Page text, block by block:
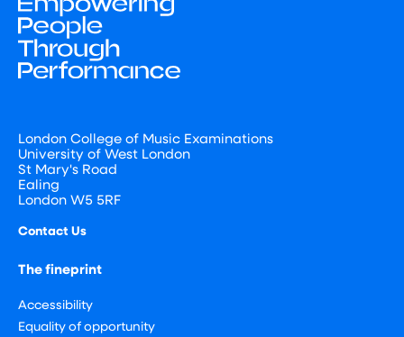
London College of Music Examinations
University of West London
St Mary's Road
Ealing
London W5 5RF
Contact Us
The fineprint
Accessibility
Equality of opportunity